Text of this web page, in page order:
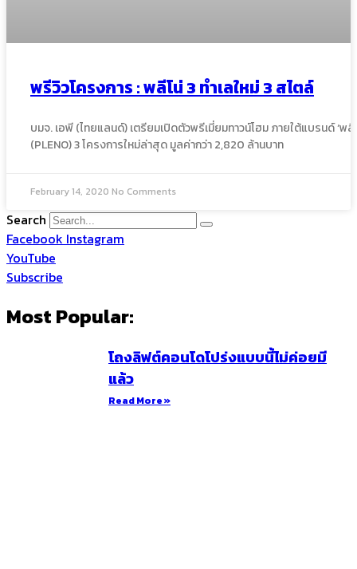
พรีวิวโครงการ : พลีโน่ 3 ทำเลใหม่ 3 สไตล์
บมจ. เอพี (ไทยแลนด์) เตรียมเปิดตัวพรีเมี่ยมทาวน์โฮม ภายใต้แบรนด์ ‘พลี
(PLENO) 3 โครงการใหม่ล่าสุด มูลค่ากว่า 2,820 ล้านบาท
February 14, 2020 No Comments
Search
Facebook Instagram
YouTube
Subscribe
Most Popular:
โถงลิฟต์คอนโดโปร่งแบบนี้ไม่ค่อยมี
แล้ว
Read More »